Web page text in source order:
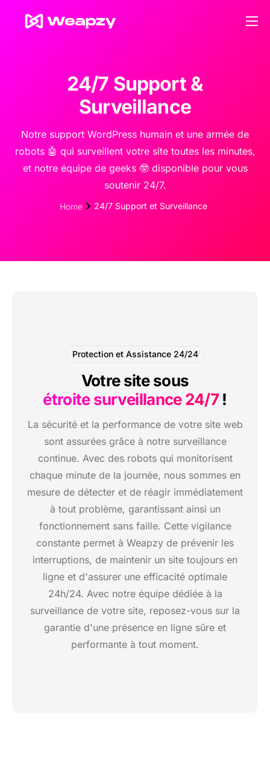
24/7 Support &
Surveillance
Notre support WordPress humain et une armée de
robots 🤖 qui surveillent votre site toutes les minutes,
et notre équipe de geeks 🤓 disponible pour vous
soutenir 24/7.
Home 24/7 Support et Surveillance
Protection et Assistance 24/24
Votre site sous
étroite surveillance 24/7!
La sécurité et la performance de votre site web
sont assurées grâce à notre surveillance
continue. Avec des robots qui monitorisent
chaque minute de la journée, nous sommes en
mesure de détecter et de réagir immédiatement
à tout problème, garantissant ainsi un
fonctionnement sans faille. Cette vigilance
constante permet à Weapzy de prévenir les
interruptions, de maintenir un site toujours en
ligne et d'assurer une efficacité optimale
24h/24. Avec notre équipe dédiée à la
surveillance de votre site, reposez-vous sur la
garantie d'une présence en ligne sûre et
performante à tout moment.